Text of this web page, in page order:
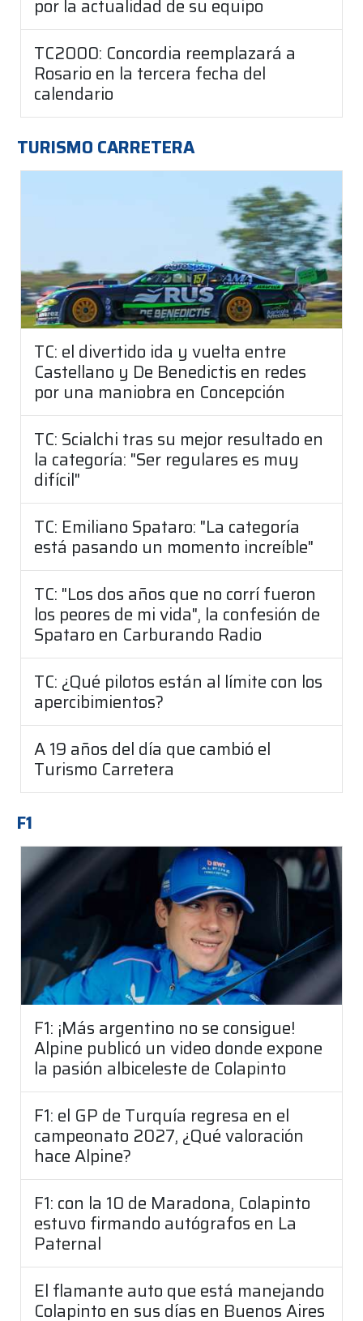
por la actualidad de su equipo
TC2000: Concordia reemplazará a
Rosario en la tercera fecha del
calendario
TURISMO CARRETERA
TC: el divertido ida y vuelta entre
Castellano y De Benedictis en redes
por una maniobra en Concepción
TC: Scialchi tras su mejor resultado en
la categoría: "Ser regulares es muy
difícil"
TC: Emiliano Spataro: "La categoría
está pasando un momento increíble"
TC: "Los dos años que no corrí fueron
los peores de mi vida", la confesión de
Spataro en Carburando Radio
TC: ¿Qué pilotos están al límite con los
apercibimientos?
A 19 años del día que cambió el
Turismo Carretera
F1
F1: ¡Más argentino no se consigue!
Alpine publicó un video donde expone
la pasión albiceleste de Colapinto
F1: el GP de Turquía regresa en el
campeonato 2027, ¿Qué valoración
hace Alpine?
F1: con la 10 de Maradona, Colapinto
estuvo firmando autógrafos en La
Paternal
El flamante auto que está manejando
Colapinto en sus días en Buenos Aires